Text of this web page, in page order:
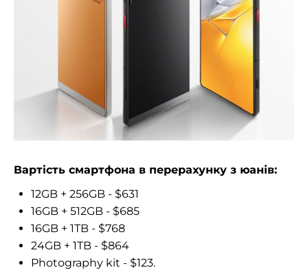
Вартість смартфона в перерахунку з юанів:
12GB + 256GB - $631
16GB + 512GB - $685
16GB + 1TB - $768
24GB + 1TB - $864
Photography kit - $123.